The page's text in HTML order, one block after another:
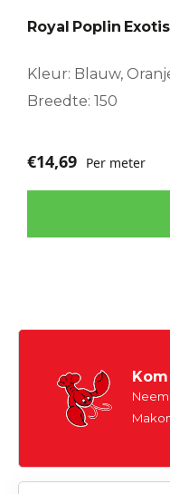
Royal Poplin
Kleur: Blauw,
Breedte: 150
€14,69 Per meter
kan
worden
op